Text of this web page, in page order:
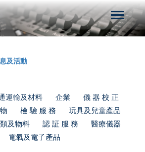
及活動
運輸及材料 企業
儀 器 校 正
檢 驗 服 務
玩具及兒童產品
及物料
認 証 服 務
醫療儀器
電氣及電子產品